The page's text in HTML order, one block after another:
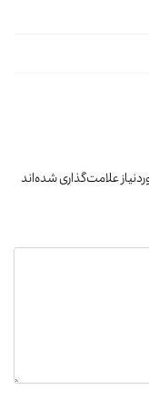
علامت‌گذاری شده‌اند